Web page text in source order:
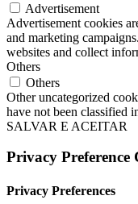
Advertisement
Advertisement cookies
and marketing
websites and collect
Others
Others
Other uncategorized
have not been classified
SALVAR E ACEITAR
Privacy Preference
Privacy Preferences